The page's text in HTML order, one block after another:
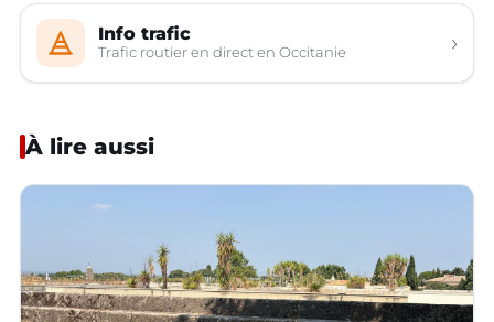
Info trafic
Trafic routier en direct en Occitanie ›
À lire aussi